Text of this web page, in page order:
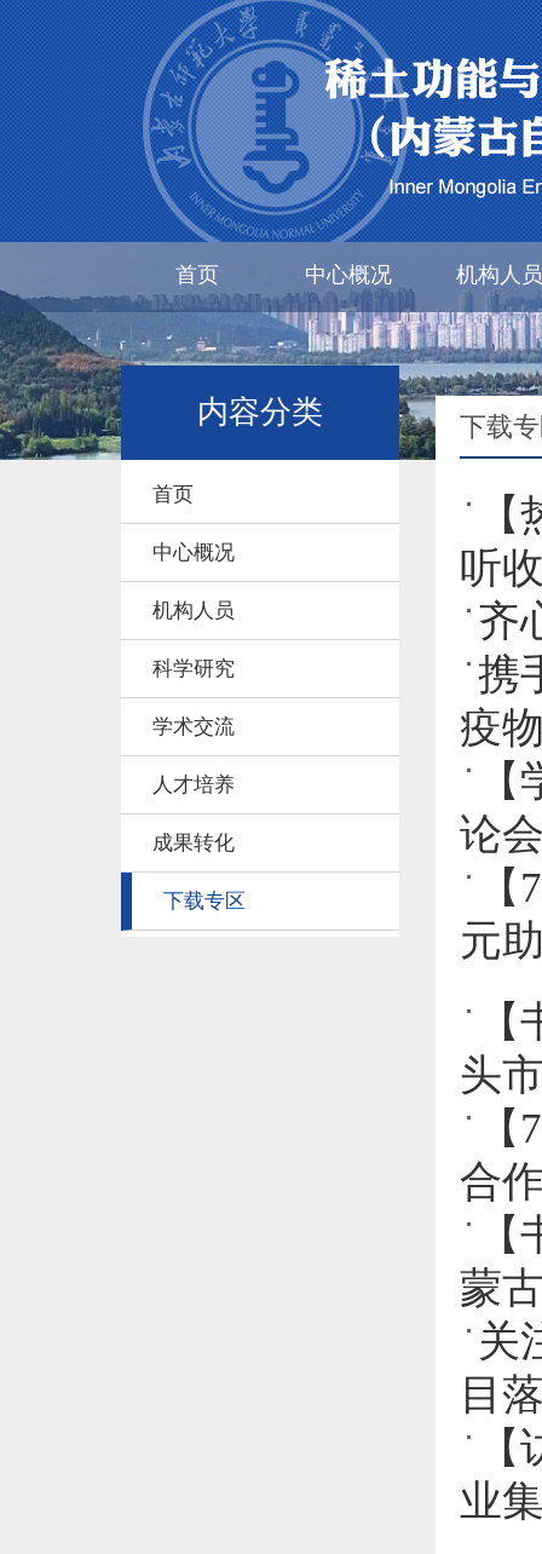
首页 中心概况 机构人员
内容分类
首页
中心概况
机构人员
科学研究
学术交流
人才培养
成果转化
下载专区
下载
听
齐
携
疫
论
元
头
合
蒙
关
目
业